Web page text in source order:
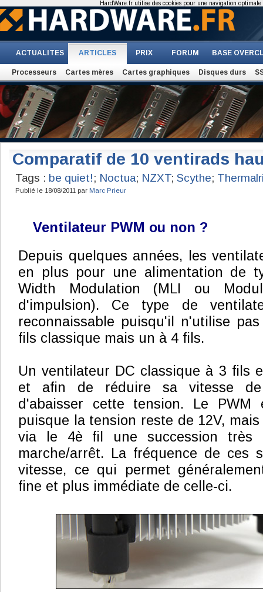
ACTUALITES ARTICLES PRIX FORUM BASE
Processeurs Cartes mères Cartes graphiques Disques durs
Comparatif de 10 ventirads
Tags : be quiet!; Noctua; NZXT; Scythe;
Publié le 18/08/2011 par Marc Prieur
Ventilateur PWM ou non ?
Depuis quelques années, les
en plus pour une alimentation de
Width Modulation (MLI ou
d'impulsion). Ce type de
reconnaissable puisqu'il n'utilise
fils classique mais un à 4 fils.
Un ventilateur DC classique à 3 fils
et afin de réduire sa vitesse
d'abaisser cette tension. Le PWM
puisque la tension reste de 12V,
via le 4è fil une succession très
marche/arrêt. La fréquence de ces
vitesse, ce qui permet
fine et plus immédiate de celle-ci.
HardWare.fr utilise des cookies pour une navigation